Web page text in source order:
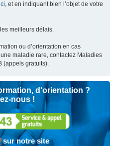
, et en indiquant bien l’objet de votre
meilleurs délais.
ou d’orientation en cas
maladie rare, contactez Maladies
(appels gratuits).
d'orientation ?
nous !
sur notre site